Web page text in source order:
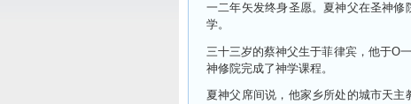
一二年矢发终身圣愿。夏神父在圣神
学。
三十三岁的蔡神父生于菲律宾，他于O
神修院完成了神学课程。
夏神父席间说，他家乡所处的城市天